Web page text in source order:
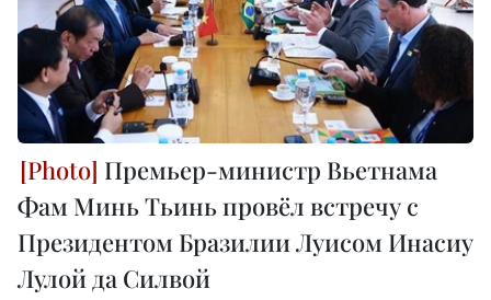
Премьер-министр Вьетнама
Фам Минь Тьинь провёл встречу с
Президентом Бразилии Луисом Инасиу
Лулой да Силвой